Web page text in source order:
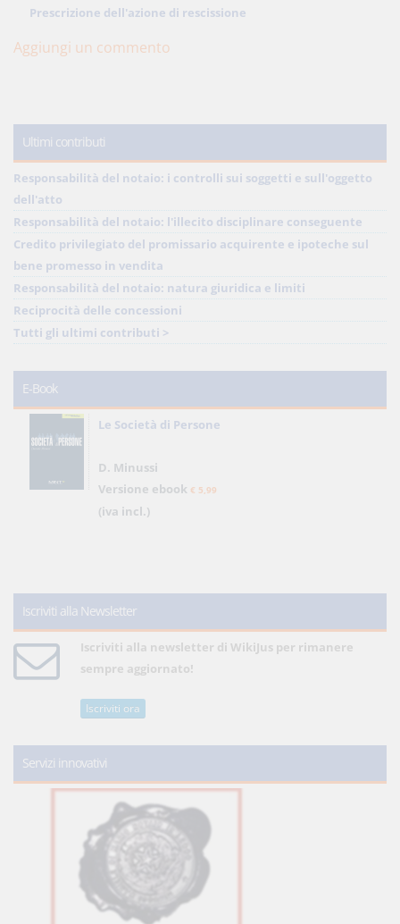
Prescrizione dell'azione di rescissione
Aggiungi un commento
Ultimi contributi
Responsabilità del notaio: i controlli sui soggetti e sull'oggetto
dell'atto
Responsabilità del notaio: l'illecito disciplinare conseguente
Credito privilegiato del promissario acquirente e ipoteche sul
bene promesso in vendita
Responsabilità del notaio: natura giuridica e limiti
Reciprocità delle concessioni
Tutti gli ultimi contributi >
E-Book
Le Società di Persone
D. Minussi
Versione ebook € 5,99
(iva incl.)
Iscriviti alla Newsletter
Iscriviti alla newsletter di WikiJus per rimanere
sempre aggiornato!
Iscriviti ora
Servizi innovativi